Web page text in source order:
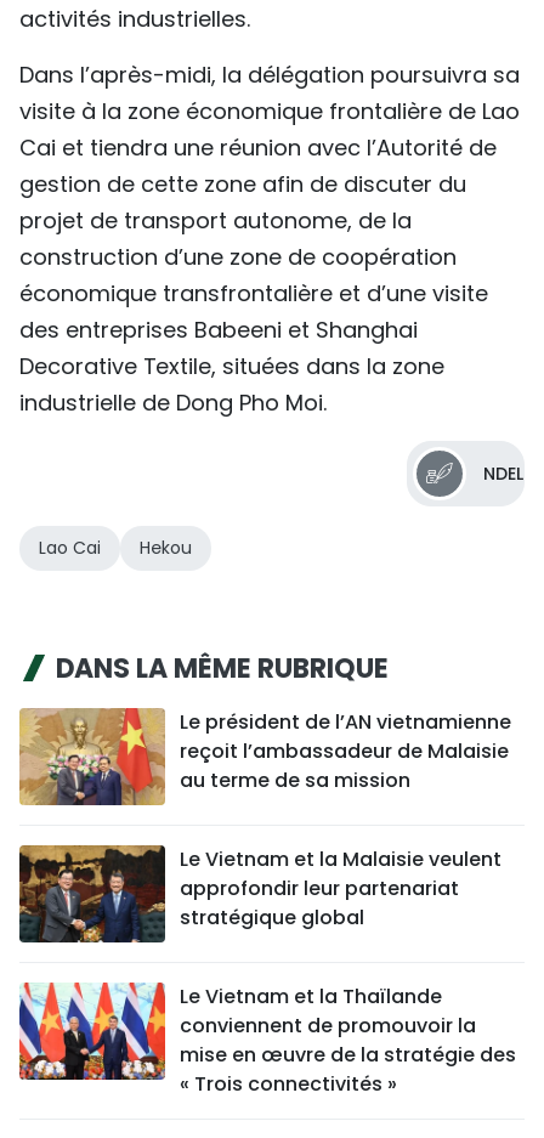
activités industrielles.
Dans l’après-midi, la délégation poursuivra sa
visite à la zone économique frontalière de Lao
Cai et tiendra une réunion avec l’Autorité de
gestion de cette zone afin de discuter du
projet de transport autonome, de la
construction d’une zone de coopération
économique transfrontalière et d’une visite
des entreprises Babeeni et Shanghai
Decorative Textile, situées dans la zone
industrielle de Dong Pho Moi.
NDEL
Lao Cai Hekou
DANS LA MÊME RUBRIQUE
Le président de l’AN vietnamienne
reçoit l’ambassadeur de Malaisie
au terme de sa mission
Le Vietnam et la Malaisie veulent
approfondir leur partenariat
stratégique global
Le Vietnam et la Thaïlande
conviennent de promouvoir la
mise en œuvre de la stratégie des
« Trois connectivités »